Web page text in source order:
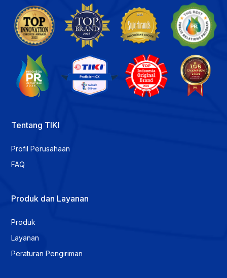
Tentang TIKI
Profil Perusahaan
FAQ
Produk dan Layanan
Produk
Layanan
Peraturan Pengiriman